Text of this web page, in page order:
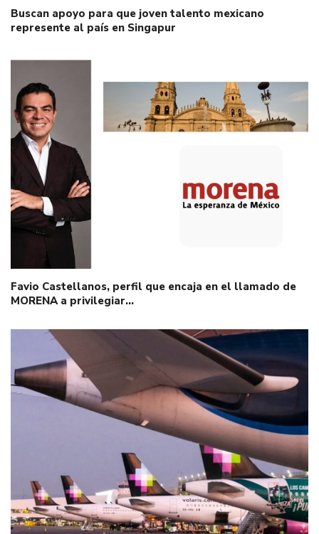
Buscan apoyo para que joven talento mexicano
represente al país en Singapur
Favio Castellanos, perfil que encaja en el llamado de
MORENA a privilegiar…